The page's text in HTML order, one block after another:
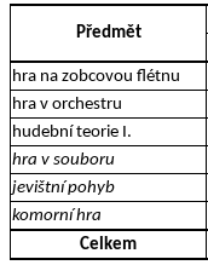
Předmět
hra na zobcovou flétnu
hra v orchestru
hudební teorie I.
hra v souboru
jevištní pohyb
komorní hra
Celkem